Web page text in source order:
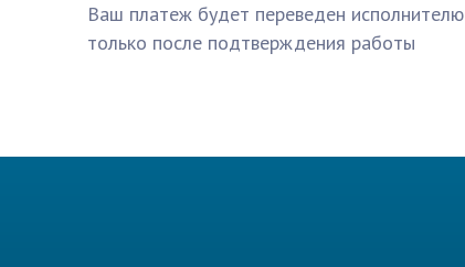
Ваш платеж будет переведен исполнителю
только после подтверждения работы